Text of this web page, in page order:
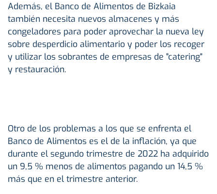
Además, el Banco de Alimentos de Bizkaia
también necesita nuevos almacenes y más
congeladores para poder aprovechar la nueva ley
sobre desperdicio alimentario y poder los recoger
y utilizar los sobrantes de empresas de "catering"
y restauración.
Otro de los problemas a los que se enfrenta el
Banco de Alimentos es el de la inflación, ya que
durante el segundo trimestre de 2022 ha adquirido
un 9,5 % menos de alimentos pagando un 14,5 %
más que en el trimestre anterior.